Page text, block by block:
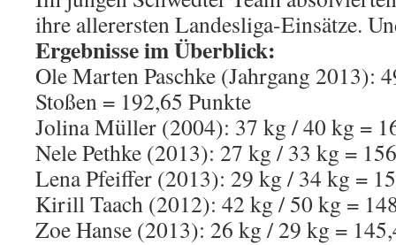
ihre allerersten Landesliga-Einsätze.
Ergebnisse im Überblick:
Ole Marten Paschke (Jahrgang 2013):
Stoßen = 192,65 Punkte
Jolina Müller (2004): 37 kg / 40 kg =
Nele Pethke (2013): 27 kg / 33 kg =
Lena Pfeiffer (2013): 29 kg / 34 kg =
Kirill Taach (2012): 42 kg / 50 kg =
Zoe Hanse (2013): 26 kg / 29 kg =